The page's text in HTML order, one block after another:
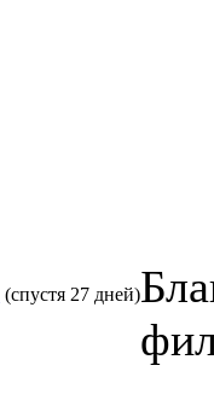
(спустя 27 дней)